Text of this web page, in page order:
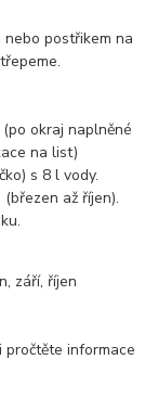
postřikem na
okraj naplněné
na list)
s 8 l vody.
až říjen).
září, říjen
pročtěte informace